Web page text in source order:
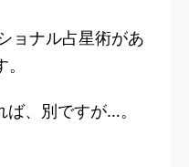
ョナル占星術があ
、別ですが…。